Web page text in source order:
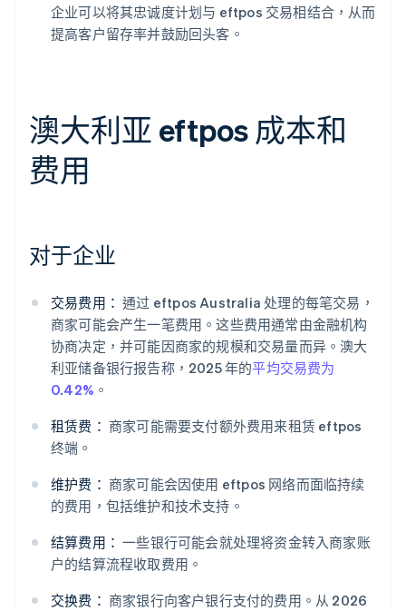
企业可以将其忠诚度计划与 eftpos 交易相结合，从而
提高客户留存率并鼓励回头客。
澳大利亚 eftpos 成本和
费用
对于企业
交易费用： 通过 eftpos Australia 处理的每笔交易，
商家可能会产生一笔费用。这些费用通常由金融机构
协商决定，并可能因商家的规模和交易量而异。澳大
利亚储备银行报告称，2025 年的平均交易费为
0.42% 。
租赁费： 商家可能需要支付额外费用来租赁 eftpos
终端。
维护费： 商家可能会因使用 eftpos 网络而面临持续
的费用，包括维护和技术支持。
结算费用： 一些银行可能会就处理将资金转入商家账
户的结算流程收取费用。
交换费： 商家银行向客户银行支付的费用。从 2026